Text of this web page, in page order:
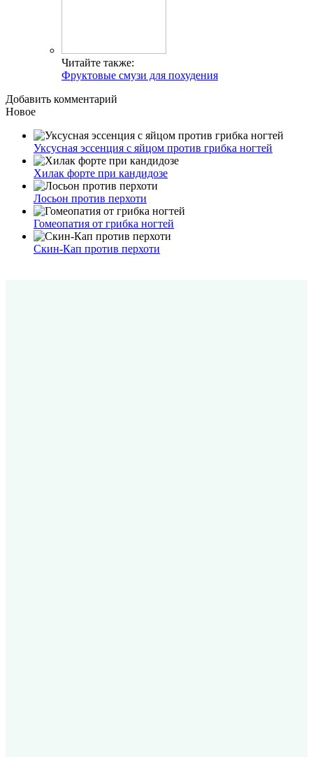
Читайте также:
Фруктовые смузи для похудения
Добавить комментарий
Новое
Уксусная эссенция с яйцом против грибка ногтей
Хилак форте при кандидозе
Лосьон против перхоти
Гомеопатия от грибка ногтей
Скин-Кап против перхоти